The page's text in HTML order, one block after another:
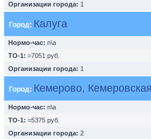
Организации города: 1
Город: Калуга
Нормо-час: n\a
ТО-1: ≈7051 руб.
Организации города: 1
Город: Кемерово,
Нормо-час: n\a
ТО-1: ≈5375 руб.
Организации города: 2